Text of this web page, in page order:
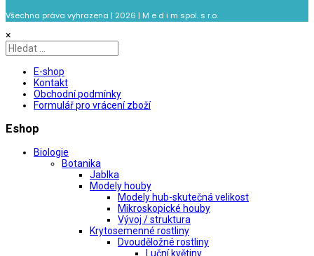
Všechna práva vyhrazena | 2026 | M e d i m spol. s r.o.
×
E-shop
Kontakt
Obchodní podmínky
Formulář pro vrácení zboží
Eshop
Biologie
Botanika
Jablka
Modely houby
Modely hub-skutečná velikost
Mikroskopické houby
Vývoj / struktura
Krytosemenné rostliny
Dvouděložné rostliny
Luční květiny